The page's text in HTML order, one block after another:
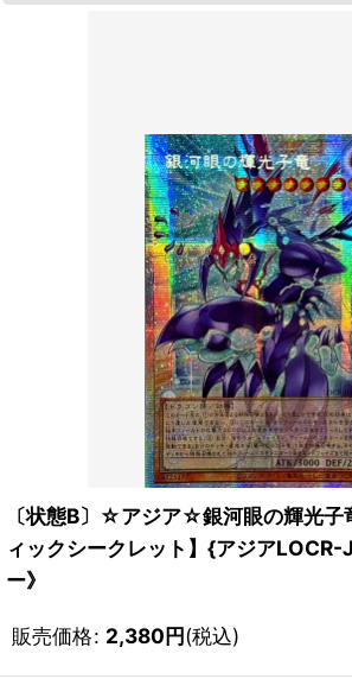
〔状態B〕☆アジア☆銀河眼の輝光子
ィックシークレット】{アジアLOCR-
ー》
販売価格: 2,380円(税込)